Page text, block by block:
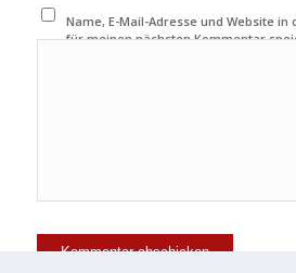
Name, E-Mail-Adresse und Website in
für meinen nächsten Kommentar